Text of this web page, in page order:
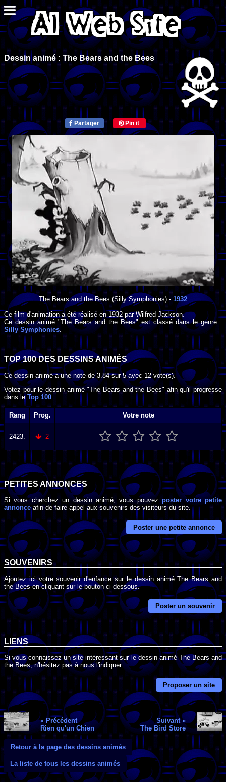
Dessin animé : The Bears and the Bees
Partager Pin it
The Bears and the Bees (Silly Symphonies) - 1932
Ce film d'animation a été réalisé en 1932 parWilfred Jackson.
Ce dessin animé "The Bears and the Bees" est classé dans le genre :
Silly Symphonies
TOP 100 DES DESSINS ANIMÉS
Ce dessin animé a une note de3.84sur5avec 12vote(s).
Votez pour le dessin animé "The Bears and the Bees" afin qu'il progresse
dans le Top 100 :
Rang Prog. Votre note
2423. -2
PETITES ANNONCES
Si vous cherchez un dessin animé, vous pouvezposter votre petite
annonceafin de faire appel aux souvenirs des visiteurs du site.
Poster une petite annonce
SOUVENIRS
Ajoutez ici votre souvenir d'enfance sur le dessin animé The Bears and
the Bees en cliquant sur le bouton ci-dessous.
Poster un souvenir
LIENS
Si vous connaissez un site intéressant sur le dessin animé The Bears and
the Bees, n'hésitez pas à nous l'indiquer.
Proposer un site
« Précédent
Rien qu'un Chien
Suivant »
The Bird Store
Retour à la page des dessins animés
La liste de tous les dessins animés